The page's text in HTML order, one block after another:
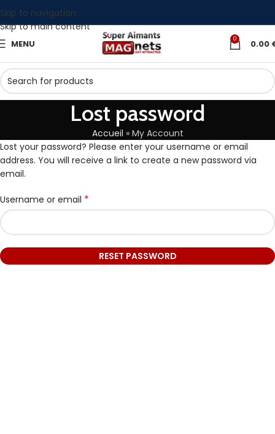
Skip to navigation
Skip to main content
MENU 0 0.00
Lost password
Accueil » My Account
Lost your password? Please enter your username or email
address. You will receive a link to create a new password via
email.
Username or email *
RESET PASSWORD